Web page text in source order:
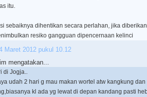
itu.
sebaiknya dihentikan secara perlahan, jika
resiko gangguan dipencernaan kelinci
Maret 2012 pukul 10.12
mengatakan...
di Jogja..
udah 2 hari g mau makan wortel atw kangkung
kl ada yg lewat di depan kandang pasti